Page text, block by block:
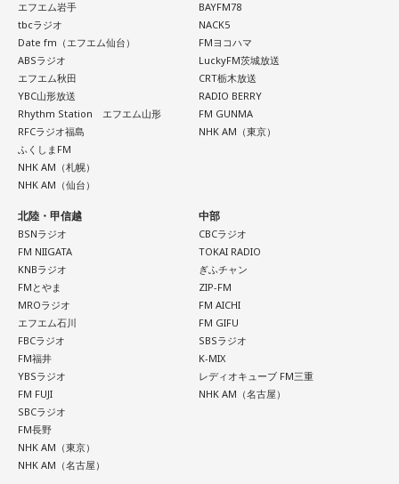
山田「そうなんですか？ 何の意識もしていないです（笑）。
1イニングを無失点で抑える。どれだけピンチを作っても無失
点で抑えるというのが中継ぎの仕事なので、それができたと
いうのは本当にいいことなのかなと思います」
※インタビュアー：文化放送・斉藤一美アナウンサー
※ メールの件名は「鬼事」でお願いします。
◎コーナー『人生アイズ相談ドラゴン』
「仕事場の上司、良い人なんだけどここが好きになれなく
て…」
「友人と遊んだ時に言われたあの一言がずっとモヤモヤして
いて…」
「優柔不断な性格のせいで、こんな事が…」
あなたの人生相談を送ってください。その相談を受け、中島
健人が遊戯王の話をします。
※ メールの件名は「決闘」でお願いします。
◎「中島健人イメージランキング」
街の人に調査したら、中島健人が1位にランクインしそうな
「ランキングのタイトルだけ」を送ってきてください。
＜例＞
・家の照明、指パッチンで消してそうランキング
・コンビニで「温めますか？」とか「レジ袋はいります
か？」とか聞かれる前に全部先に言ってきそうな男ランキン
エフエム岩手
tbcラジオ
Date fm（エフエム仙台）
ABSラジオ
エフエム秋田
YBC山形放送
Rhythm Station エフエム山形
RFCラジオ福島
ふくしまFM
NHK AM（札幌）
NHK AM（仙台）
BAYFM78
NACK5
FMヨコハマ
LuckyFM茨城放送
CRT栃木放送
RADIO BERRY
FM GUNMA
NHK AM（東京）
北陸・甲信越
BSNラジオ
FM NIIGATA
KNBラジオ
FMとやま
MROラジオ
エフエム石川
FBCラジオ
FM福井
YBSラジオ
FM FUJI
SBCラジオ
FM長野
NHK AM（東京）
NHK AM（名古屋）
中部
CBCラジオ
TOKAI RADIO
ぎふチャン
ZIP-FM
FM AICHI
FM GIFU
SBSラジオ
K-MIX
レディオキューブ FM三重
NHK AM（名古屋）